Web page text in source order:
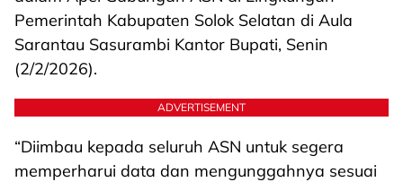
Pemerintah Kabupaten Solok Selatan di Aula
Sarantau Sasurambi Kantor Bupati, Senin
(2/2/2026).
ADVERTISEMENT
“Diimbau kepada seluruh ASN untuk segera
memperharui data dan mengunggahnya sesuai